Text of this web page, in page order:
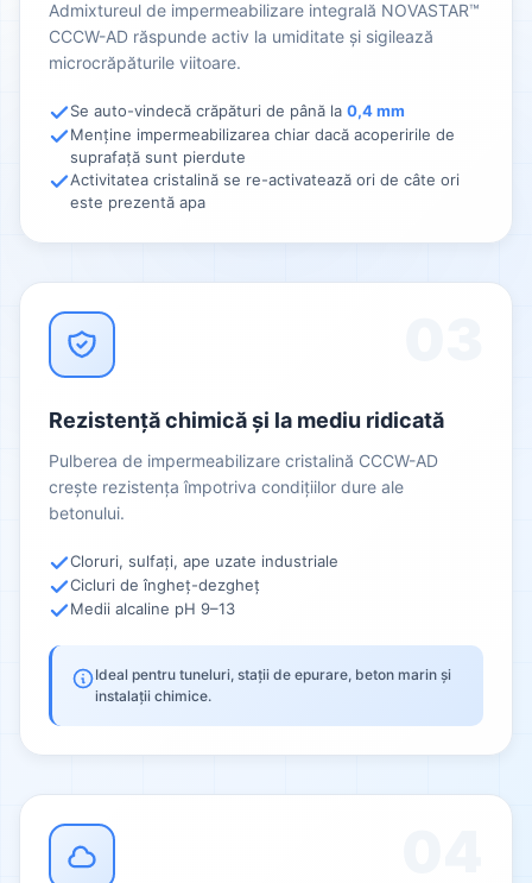
Admixtureul de impermeabilizare integrală NOVASTAR™
CCCW-AD răspunde activ la umiditate și sigilează
microcrăpăturile viitoare.
Se auto-vindecă crăpături de până la 0,4 mm
Menține impermeabilizarea chiar dacă acoperirile de
suprafață sunt pierdute
Activitatea cristalină se re-activatează ori de câte ori
este prezentă apa
Rezistență chimică și la mediu ridicată
Pulberea de impermeabilizare cristalină CCCW-AD
crește rezistența împotriva condițiilor dure ale
betonului.
Cloruri, sulfați, ape uzate industriale
Cicluri de îngheț-dezgheț
Medii alcaline pH 9–13
Ideal pentru tuneluri, stații de epurare, beton marin și
instalații chimice.